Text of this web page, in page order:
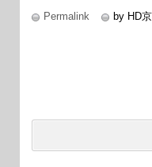
Permalink by HD